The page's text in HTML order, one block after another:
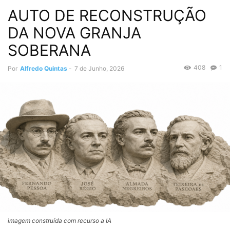
AUTO DE RECONSTRUÇÃO
DA NOVA GRANJA
SOBERANA
Por Alfredo Quintas - 7 de Junho, 2026 1
408
imagem construída com recurso a IA